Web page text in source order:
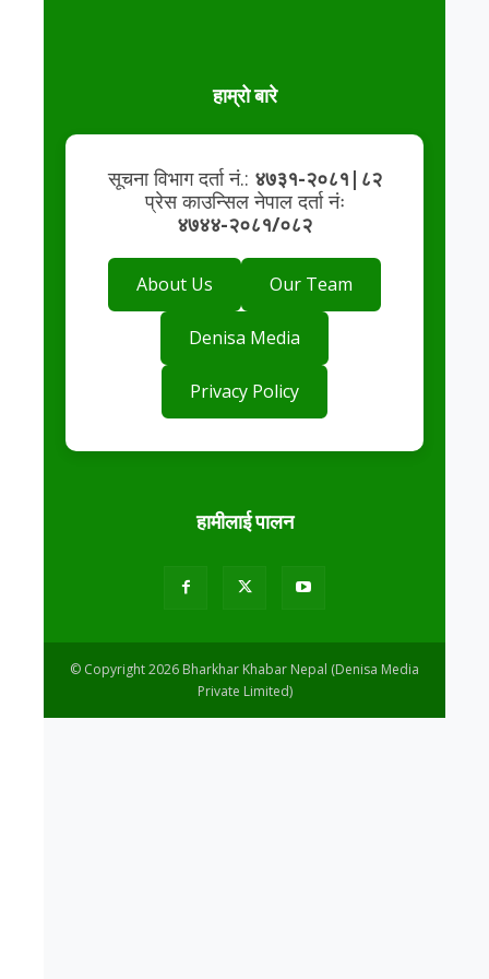
हाम्रो बारे
सूचना विभाग दर्ता नं.: ४७३१-२०८१|८२
प्रेस काउन्सिल नेपाल दर्ता नंः
४७४४-२०८१/०८२
About Us Our Team
Denisa Media
Privacy Policy
हामीलाई पालन
© Copyright 2026 Bharkhar Khabar Nepal (Denisa Media
Private Limited)